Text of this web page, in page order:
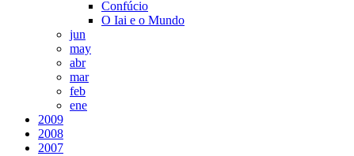
Confúcio
O Iai e o Mundo
jun
may
abr
mar
feb
ene
2009
2008
2007